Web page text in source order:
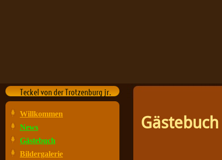
Teckel von der Trotzenburg jr.
Willkommen
News
Gästebuch
Bildergalerie
Gästebuch